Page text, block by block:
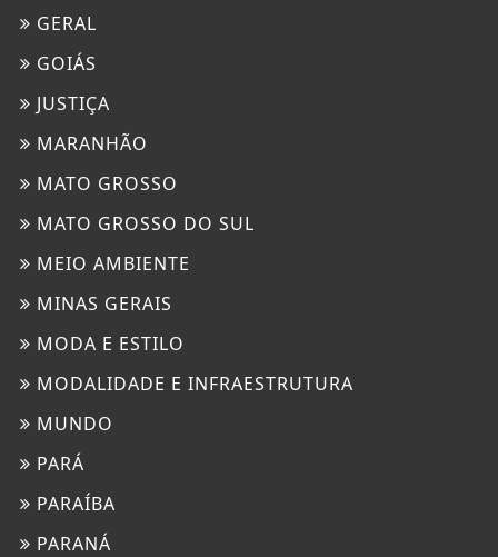
GERAL
GOIÁS
JUSTIÇA
MARANHÃO
MATO GROSSO
MATO GROSSO DO SUL
MEIO AMBIENTE
MINAS GERAIS
MODA E ESTILO
MODALIDADE E INFRAESTRUTURA
MUNDO
PARÁ
PARAÍBA
PARANÁ